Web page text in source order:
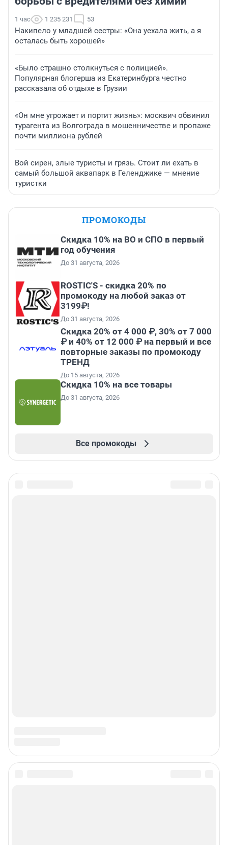
1 час 1 235 231 53
Накипело у младшей сестры: «Она уехала жить, а я
осталась быть хорошей»
«Было страшно столкнуться с полицией».
Популярная блогерша из Екатеринбурга честно
рассказала об отдыхе в Грузии
«Он мне угрожает и портит жизнь»: москвич обвинил
турагента из Волгограда в мошенничестве и пропаже
почти миллиона рублей
Вой сирен, злые туристы и грязь. Стоит ли ехать в
самый большой аквапарк в Геленджике — мнение
туристки
ПРОМОКОДЫ
Скидка 10% на ВО и СПО в первый
год обучения
До 31 августа, 2026
ROSTIC'S - скидка 20% по
промокоду на любой заказ от
3199₽!
До 31 августа, 2026
Скидка 20% от 4 000 ₽, 30% от 7 000
₽ и 40% от 12 000 ₽ на первый и все
повторные заказы по промокоду
ТРЕНД
До 15 августа, 2026
Скидка 10% на все товары
До 31 августа, 2026
Все промокоды